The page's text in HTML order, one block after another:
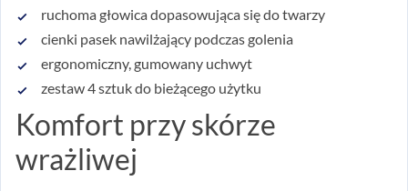
ruchoma głowica dopasowująca się do twarzy
cienki pasek nawilżający podczas golenia
ergonomiczny, gumowany uchwyt
zestaw 4 sztuk do bieżącego użytku
Komfort przy skórze
wrażliwej